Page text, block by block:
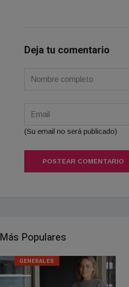
Deja tu comentario
(Su email no será publicado)
POSTEAR COMENTARIO
Más Populares
GENERALES